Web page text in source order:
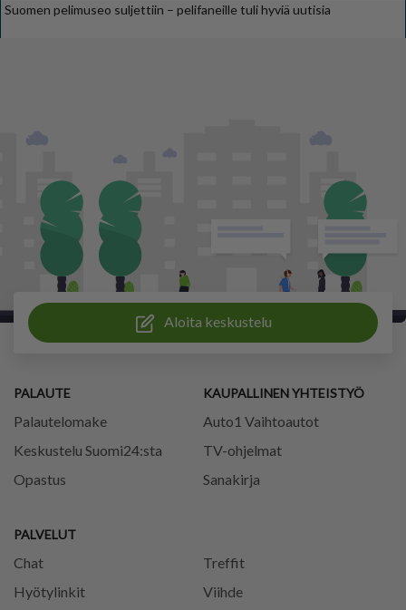
Suomen pelimuseo suljettiin – pelifaneille tuli hyviä uutisia
Aloita keskustelu
PALAUTE
Palautelomake
Keskustelu Suomi24:sta
Opastus
PALVELUT
Chat
Treffit
Hyötylinkit
Viihde
KAUPALLINEN YHTEISTYÖ
Auto1 Vaihtoautot
TV-ohjelmat
Sanakirja